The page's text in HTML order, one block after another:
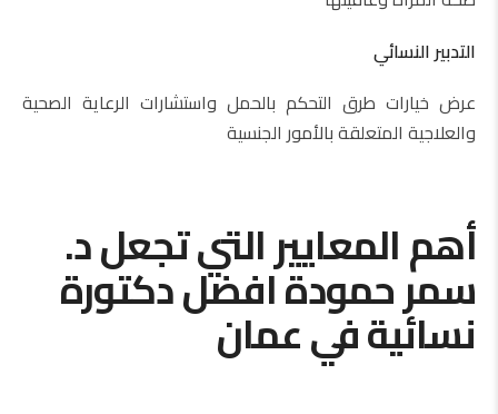
التدبير النسائي
عرض خيارات طرق التحكم بالحمل واستشارات الرعاية الصحية
والعلاجية المتعلقة بالأمور الجنسية
أهم المعايير التي تجعل د.
سمر حمودة افضل دكتورة
نسائية في عمان